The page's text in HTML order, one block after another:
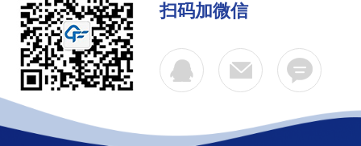
扫码加微信